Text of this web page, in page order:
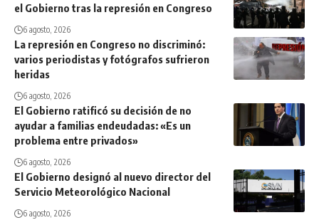
el Gobierno tras la represión en Congreso
6 agosto, 2026
La represión en Congreso no discriminó:
varios periodistas y fotógrafos sufrieron
heridas
6 agosto, 2026
El Gobierno ratificó su decisión de no
ayudar a familias endeudadas: «Es un
problema entre privados»
6 agosto, 2026
El Gobierno designó al nuevo director del
Servicio Meteorológico Nacional
6 agosto, 2026